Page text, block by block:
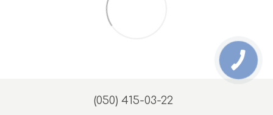
(050) 415-03-22